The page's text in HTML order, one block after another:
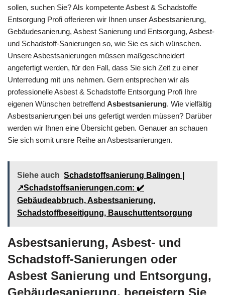
sollen, suchen Sie? Als kompetente Asbest & Schadstoffe
Entsorgung Profi offerieren wir Ihnen unser Asbestsanierung,
Gebäudesanierung, Asbest Sanierung und Entsorgung, Asbest-
und Schadstoff-Sanierungen so, wie Sie es sich wünschen.
Unsere Asbestsanierungen müssen maßgeschneidert
angefertigt werden, für den Fall, dass Sie sich Zeit zu einer
Unterredung mit uns nehmen. Gern entsprechen wir als
professionelle Asbest & Schadstoffe Entsorgung Profi Ihre
eigenen Wünschen betreffend Asbestsanierung. Wie vielfältig
Asbestsanierungen bei uns gefertigt werden müssen? Darüber
werden wir Ihnen eine Übersicht geben. Genauer an schauen
Sie sich somit unsre Reihe an Asbestsanierungen.
Siehe auch Schadstoffsanierung Balingen |
↗️Schadstoffsanierungen.com: ✔️
Gebäudeabbruch, Asbestsanierung,
Schadstoffbeseitigung, Bauschuttentsorgung
Asbestsanierung, Asbest- und
Schadstoff-Sanierungen oder
Asbest Sanierung und Entsorgung,
Gebäudesanierung, begeistern Sie